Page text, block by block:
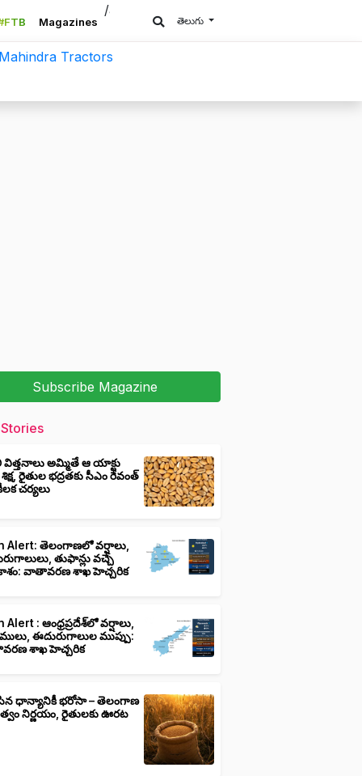
Magazines
/a>
తెలుగు
Subscribe Magazine
విత్తనాలు అమ్మితే ఆ యాక్టు
రైతుల భద్రతకు సీఎం రేవంత్
చర్యలు
Alert: తెలంగాణలో వర్షాలు,
తుఫాన్లు వచ్చే
వాతావరణ శాఖ హెచ్చరిక
Alert : ఆంధ్రప్రదేశ్‌లో వర్షాలు,
ఈదురుగాలుల ముప్పు:
శాఖ హెచ్చరిక
ధాన్యానికీ భరోసా – తెలంగాణ
నిర్ణయం, రైతులకు ఊరట